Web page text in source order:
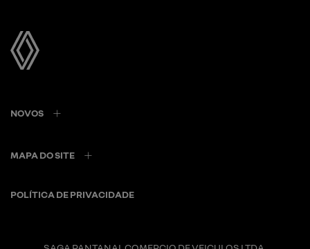
NOVOS
MAPA DO SITE
POLÍTICA DE PRIVACIDADE